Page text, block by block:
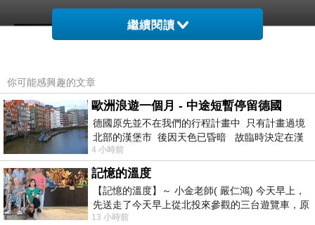
繼續閱讀
你可能感興趣的文章
歐洲浪遊一個月 - 中途短暫停留德國
德國原先並不在我們的行程計畫中 只有計畫過境
北部的漢堡市 後因天色已昏暗 故臨時決定在漢
堡市吃晚餐和過夜
4 小時前
記憶的溫度
【記憶的溫度】～ 小金老師( 嚴仁鴻) 今天早上，
先送走了今天早上從北投來參觀的三台遊覽車，原
以為展場已經差不多要安靜下來，卻發
13 小時前